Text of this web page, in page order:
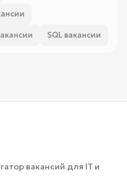
SQL вакансии
вакансий для IT и